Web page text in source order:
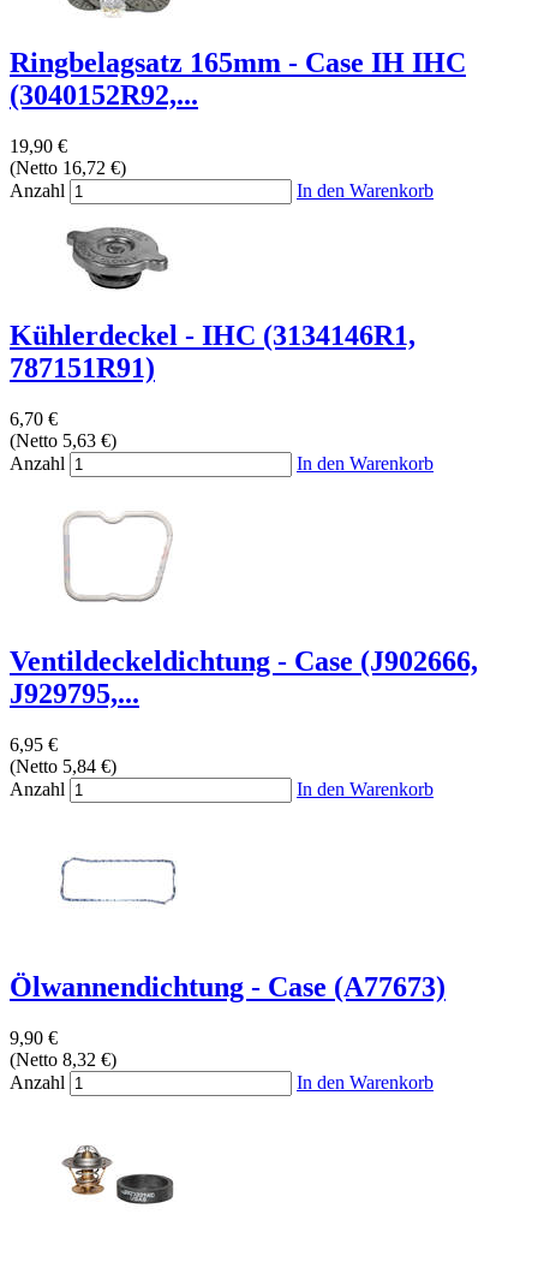
Ringbelagsatz 165mm - Case IH IHC
(3040152R92,...
19,90 €
(Netto 16,72 €)
Anzahl
In den Warenkorb
Kühlerdeckel - IHC (3134146R1,
787151R91)
6,70 €
(Netto 5,63 €)
Anzahl
In den Warenkorb
Ventildeckeldichtung - Case (J902666,
J929795,...
6,95 €
(Netto 5,84 €)
Anzahl
In den Warenkorb
Ölwannendichtung - Case (A77673)
9,90 €
(Netto 8,32 €)
Anzahl
In den Warenkorb